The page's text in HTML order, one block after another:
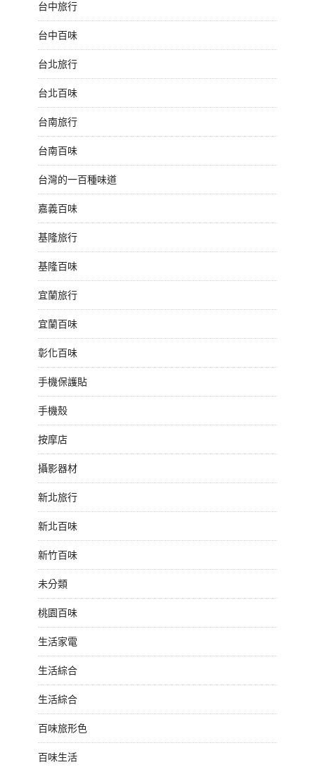
台中旅行
台中百味
台北旅行
台北百味
台南旅行
台南百味
台灣的一百種味道
嘉義百味
基隆旅行
基隆百味
宜蘭旅行
宜蘭百味
彰化百味
手機保護貼
手機殼
按摩店
攝影器材
新北旅行
新北百味
新竹百味
未分類
桃園百味
生活家電
生活綜合
生活綜合
百味旅形色
百味生活